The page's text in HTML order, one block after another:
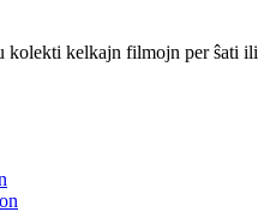
kolekti kelkajn filmojn per ŝati